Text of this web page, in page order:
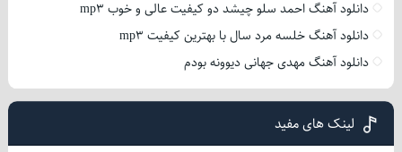
دانلود آهنگ احمد سلو چیشد دو کیفیت عالی و خوب mp3
دانلود آهنگ خلسه مرد سال با بهترین کیفیت mp3
دانلود آهنگ مهدی جهانی دیوونه بودم
لینک های مفید